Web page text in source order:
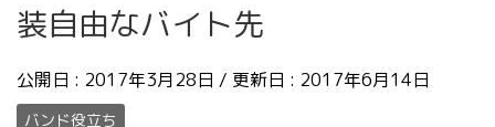
装自由なバイト先
公開日 : 2017年3月28日 / 更新日 : 2017年6月14日
バンド役立ち